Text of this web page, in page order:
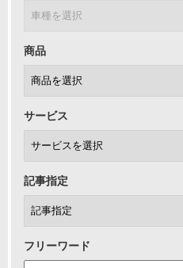
商品
サービス
記事指定
フリーワード